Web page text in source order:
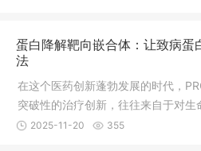
蛋白降解靶向嵌合体：让致病蛋
法
在这个医药创新蓬勃发展的时代，
突破性的治疗创新，往往来自于对
妙运用。每一次技术突破，都在为攻
2025-11-20 355